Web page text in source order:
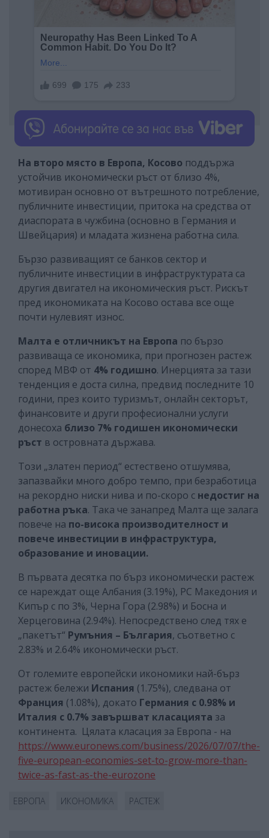
На второ място в Европа, Косово поддържа
устойчив икономически ръст от близо 4%,
мотивиран основно от вътрешното потребление,
публичните инвестиции, притока на средства от
диаспората в чужбина (основно в Германия и
Швейцария) и младата жизнена работна сила.
Бързо развиващият се банков сектор и
публичните инвестиции в инфраструктурата са
другия двигател на икономическия ръст. Рискът
пред икономиката на Косово остава все още
почти нулевият износ.
Малта е отличникът на Европа по бързо
развиваща се икономика, при прогнозен растеж
според МВФ от 4% годишно. Инерцията за тази
тенденция е доста силна, предвид последните 10
години, през които туризмът, онлайн секторът,
финансовите и други професионални услуги
донесоха близо 7% годишен икономически
ръст в островната държава.
Този „златен период“ естествено отшумява,
запазвайки много добро темпо, при безработица
на рекордно ниски нива и по-скоро с недостиг на
работна ръка. Така че занапред Малта ще залага
повече на по-висока производителност и
повече инвестиции в инфраструктура,
образование и иновации.
В първата десятка по бърз икономически растеж
се нареждат още Албания (3.19%), РС Македония и
Кипър с по 3%, Черна Гора (2.98%) и Босна и
Херцеговина (2.94%). Непосредствено след тях е
„пакетът“ Румъния – България, съответно с
2.83% и 2.64% икономически ръст.
От големите европейски икономики най-бърз
растеж бележи Испания (1.75%), следвана от
Франция (1.08%), докато Германия с 0.98% и
Италия с 0.7% завършват класацията за
континента. Цялата класация за Европа - на
https://www.euronews.com/business/2026/07/07/the-
five-european-economies-set-to-grow-more-than-
twice-as-fast-as-the-eurozonе
ЕВРОПА ИКОНОМИКА РАСТЕЖ